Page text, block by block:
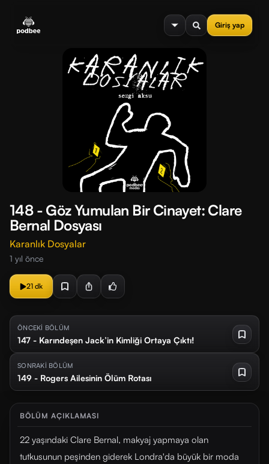
Giriş yap
menu
148 - Göz Yumulan Bir Cinayet: Clare
Bernal Dosyası
Karanlık Dosyalar
1 yıl önce
21 dk
ÖNCEKİ BÖLÜM
147 - Karındeşen Jack’in Kimliği Ortaya Çıktı!
SONRAKİ BÖLÜM
149 - Rogers Ailesinin Ölüm Rotası
BÖLÜM AÇIKLAMASI
22 yaşındaki Clare Bernal, makyaj yapmaya olan
tutkusunun peşinden giderek Londra'da büyük bir moda